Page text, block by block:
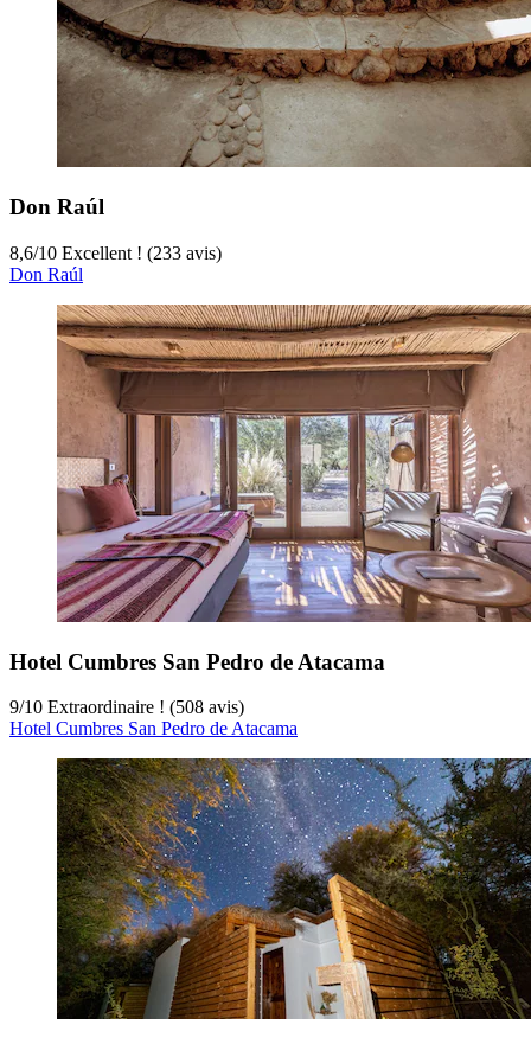
Don Raúl
8,6/10 Excellent ! (233 avis)
Don Raúl
Hotel Cumbres San Pedro de Atacama
9/10 Extraordinaire ! (508 avis)
Hotel Cumbres San Pedro de Atacama